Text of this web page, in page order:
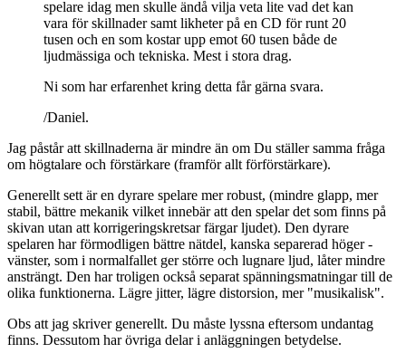
spelare idag men skulle ändå vilja veta lite vad det kan
vara för skillnader samt likheter på en CD för runt 20
tusen och en som kostar upp emot 60 tusen både de
ljudmässiga och tekniska. Mest i stora drag.
Ni som har erfarenhet kring detta får gärna svara.
/Daniel.
Jag påstår att skillnaderna är mindre än om Du ställer samma fråga
om högtalare och förstärkare (framför allt förförstärkare).
Generellt sett är en dyrare spelare mer robust, (mindre glapp, mer
stabil, bättre mekanik vilket innebär att den spelar det som finns på
skivan utan att korrigeringskretsar färgar ljudet). Den dyrare
spelaren har förmodligen bättre nätdel, kanska separerad höger -
vänster, som i normalfallet ger större och lugnare ljud, låter mindre
ansträngt. Den har troligen också separat spänningsmatningar till de
olika funktionerna. Lägre jitter, lägre distorsion, mer "musikalisk".
Obs att jag skriver generellt. Du måste lyssna eftersom undantag
finns. Dessutom har övriga delar i anläggningen betydelse.